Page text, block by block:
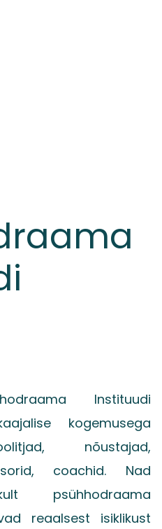
Instituudi
kogemusega
nõustajad,
coachid. Nad
psühhodraama
reaalsest isiklikust